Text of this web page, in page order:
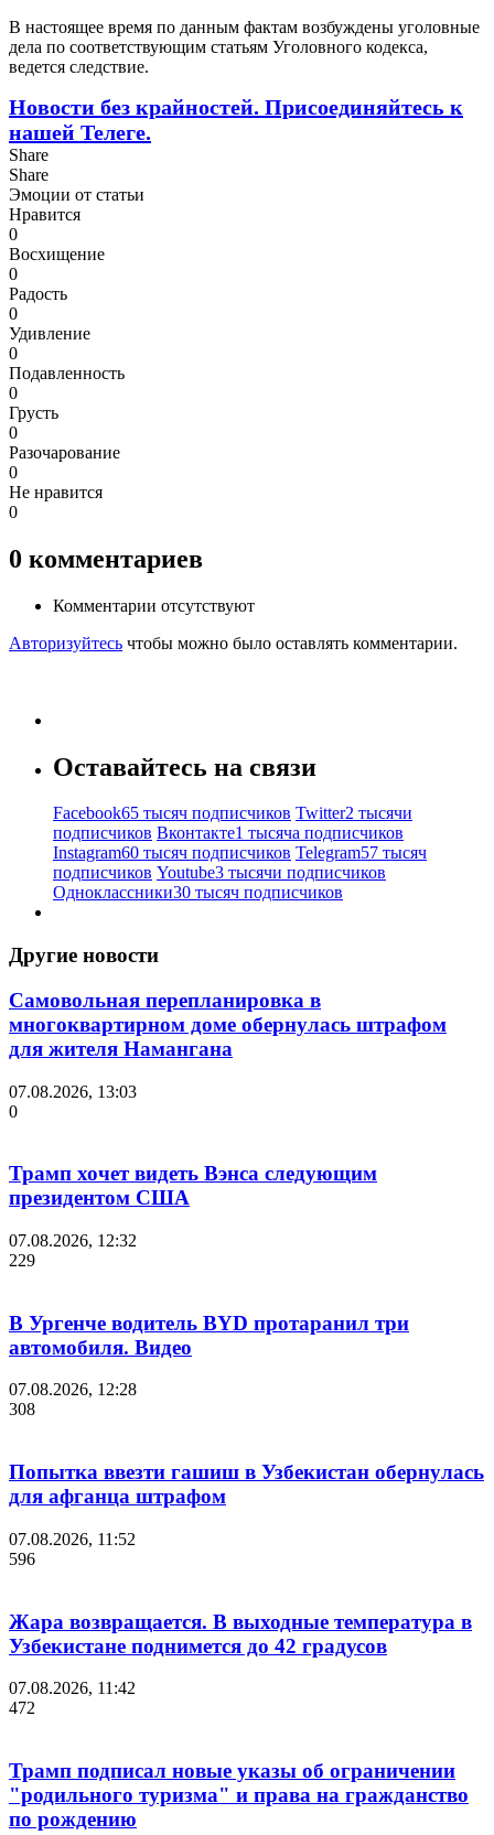
В настоящее время по данным фактам возбуждены уголовные
дела по соответствующим статьям Уголовного кодекса,
ведется следствие.
Новости без крайностей. Присоединяйтесь к
нашей Телеге.
Share
Share
Эмоции от статьи
Нравится
0
Восхищение
0
Радость
0
Удивление
0
Подавленность
0
Грусть
0
Разочарование
0
Не нравится
0
0 комментариев
Комментарии отсутствуют
Авторизуйтесь чтобы можно было оставлять комментарии.
Оставайтесь на связи
Facebook65 тысяч подписчиков Twitter2 тысячи
подписчиков Вконтакте1 тысяча подписчиков
Instagram60 тысяч подписчиков Telegram57 тысяч
подписчиков Youtube3 тысячи подписчиков
Одноклассники30 тысяч подписчиков
Другие новости
Самовольная перепланировка в
многоквартирном доме обернулась штрафом
для жителя Намангана
07.08.2026, 13:03
0
Трамп хочет видеть Вэнса следующим
президентом США
07.08.2026, 12:32
229
В Ургенче водитель BYD протаранил три
автомобиля. Видео
07.08.2026, 12:28
308
Попытка ввезти гашиш в Узбекистан обернулась
для афганца штрафом
07.08.2026, 11:52
596
Жара возвращается. В выходные температура в
Узбекистане поднимется до 42 градусов
07.08.2026, 11:42
472
Трамп подписал новые указы об ограничении
"родильного туризма" и права на гражданство
по рождению